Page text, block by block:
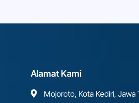
Alamat Kami
Mojoroto, Kota Kediri, Jawa